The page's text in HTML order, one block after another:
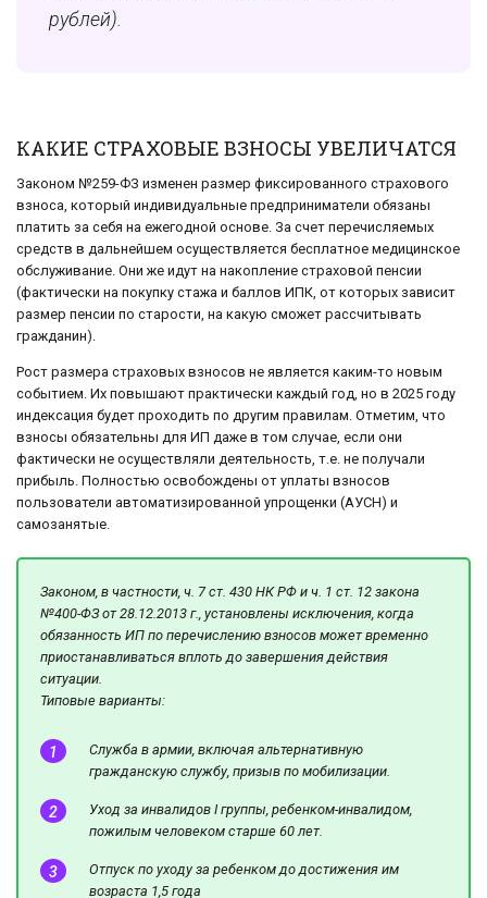
рублей).
КАКИЕ СТРАХОВЫЕ ВЗНОСЫ УВЕЛИЧАТСЯ
Законом №259-ФЗ изменен размер фиксированного страхового
взноса, который индивидуальные предприниматели обязаны
платить за себя на ежегодной основе. За счет перечисляемых
средств в дальнейшем осуществляется бесплатное медицинское
обслуживание. Они же идут на накопление страховой пенсии
(фактически на покупку стажа и баллов ИПК, от которых зависит
размер пенсии по старости, на какую сможет рассчитывать
гражданин).
Рост размера страховых взносов не является каким-то новым
событием. Их повышают практически каждый год, но в 2025 году
индексация будет проходить по другим правилам. Отметим, что
взносы обязательны для ИП даже в том случае, если они
фактически не осуществляли деятельность, т.е. не получали
прибыль. Полностью освобождены от уплаты взносов
пользователи автоматизированной упрощенки (АУСН) и
самозанятые.
Законом, в частности, ч. 7 ст. 430 НК РФ и ч. 1 ст. 12 закона
№400-ФЗ от 28.12.2013 г., установлены исключения, когда
обязанность ИП по перечислению взносов может временно
приостанавливаться вплоть до завершения действия
ситуации.
Типовые варианты:
Служба в армии, включая альтернативную
гражданскую службу, призыв по мобилизации.
Уход за инвалидов I группы, ребенком-инвалидом,
пожилым человеком старше 60 лет.
Отпуск по уходу за ребенком до достижения им
возраста 1,5 года